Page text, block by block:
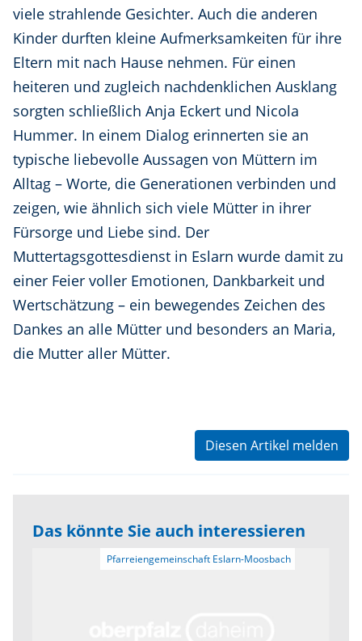
viele strahlende Gesichter. Auch die anderen
Kinder durften kleine Aufmerksamkeiten für ihre
Eltern mit nach Hause nehmen. Für einen
heiteren und zugleich nachdenklichen Ausklang
sorgten schließlich Anja Eckert und Nicola
Hummer. In einem Dialog erinnerten sie an
typische liebevolle Aussagen von Müttern im
Alltag – Worte, die Generationen verbinden und
zeigen, wie ähnlich sich viele Mütter in ihrer
Fürsorge und Liebe sind. Der
Muttertagsgottesdienst in Eslarn wurde damit zu
einer Feier voller Emotionen, Dankbarkeit und
Wertschätzung – ein bewegendes Zeichen des
Dankes an alle Mütter und besonders an Maria,
die Mutter aller Mütter.
Diesen Artikel melden
Das könnte Sie auch interessieren
Pfarreiengemeinschaft Eslarn-Moosbach